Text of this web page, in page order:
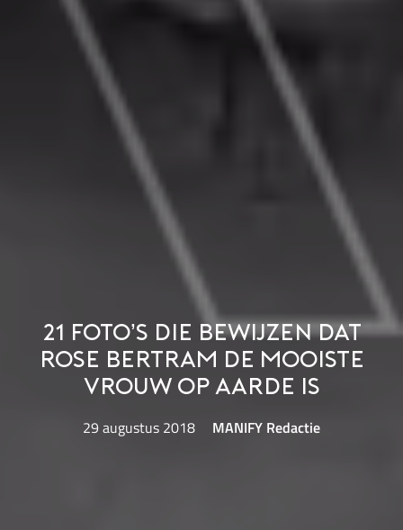
21 Foto’s die bewijzen dat
Rose Bertram de mooiste
vrouw op aarde is
29 augustus 2018 MANIFY Redactie